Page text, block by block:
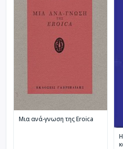
Μια ανά-γνωση της Eroica